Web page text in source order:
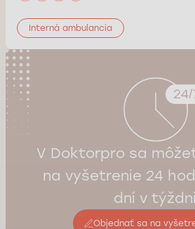
Interná ambulancia
V Doktorpro sa
na vyšetrenie 24
dní v
Objednať sa na